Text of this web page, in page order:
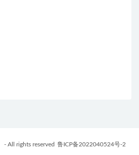
- All rights reserved 鲁ICP备2022040524号-2